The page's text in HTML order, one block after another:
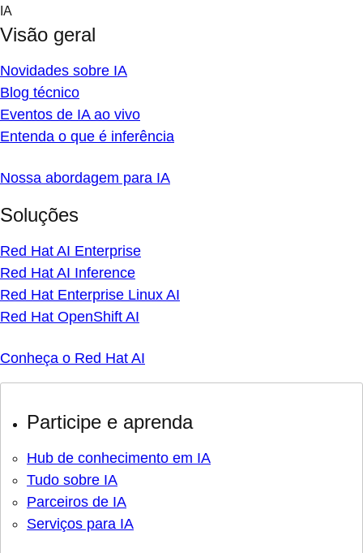
Skip
content
IA
Visão geral
Novidades sobre IA
Blog técnico
Eventos de IA ao vivo
Entenda o que é inferência
Nossa abordagem para IA
Soluções
Red Hat AI Enterprise
Red Hat AI Inference
Red Hat Enterprise Linux AI
Red Hat OpenShift AI
Conheça o Red Hat AI
Participe e aprenda
Hub de conhecimento em IA
Tudo sobre IA
Parceiros de IA
Serviços para IA